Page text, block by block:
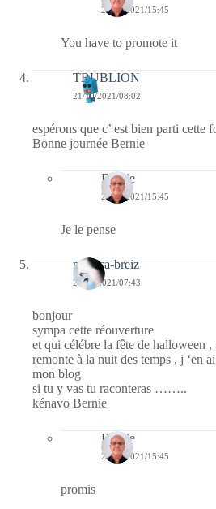
21/10/2021/15:45
You have to promote it
TRUBLION
21/10/2021/08:02
espérons que c’ est bien parti cette
Bonne journée Bernie
Bernie
21/10/2021/15:45
Je le pense
monica-breiz
21/10/2021/07:43
bonjour
sympa cette réouverture
et qui célébre la fête de halloween ,
remonte à la nuit des temps , j ‘en
mon blog
si tu y vas tu raconteras ……..
kénavo Bernie
Bernie
21/10/2021/15:45
promis